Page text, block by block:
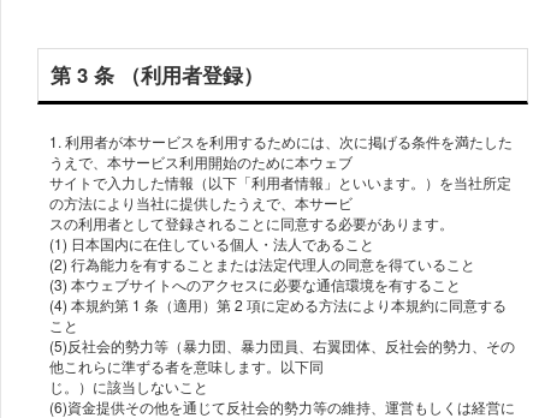
第 3 条 （利⽤者登録）
1. 利⽤者が本サービスを利⽤するためには、次に掲げる条件を満たした
うえで、本サービス利⽤開始のために本ウェブ
サイトで⼊⼒した情報（以下「利⽤者情報」といいます。）を当社所定
の⽅法により当社に提供したうえで、本サービ
スの利⽤者として登録されることに同意する必要があります。
(1) ⽇本国内に在住している個⼈・法⼈であること
(2) ⾏為能⼒を有することまたは法定代理⼈の同意を得ていること
(3) 本ウェブサイトへのアクセスに必要な通信環境を有すること
(4) 本規約第 1 条（適⽤）第 2 項に定める⽅法により本規約に同意する
こと
(5)反社会的勢⼒等（暴⼒団、暴⼒団員、右翼団体、反社会的勢⼒、その
他これらに準ずる者を意味します。以下同
じ。）に該当しないこと
(6)資⾦提供その他を通じて反社会的勢⼒等の維持、運営もしくは経営に